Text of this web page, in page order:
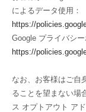
によるデータ使用：
https://
Google プライバシー
https://
なお、お客様はご自
ることを望まない場
ス オプトアウト ア